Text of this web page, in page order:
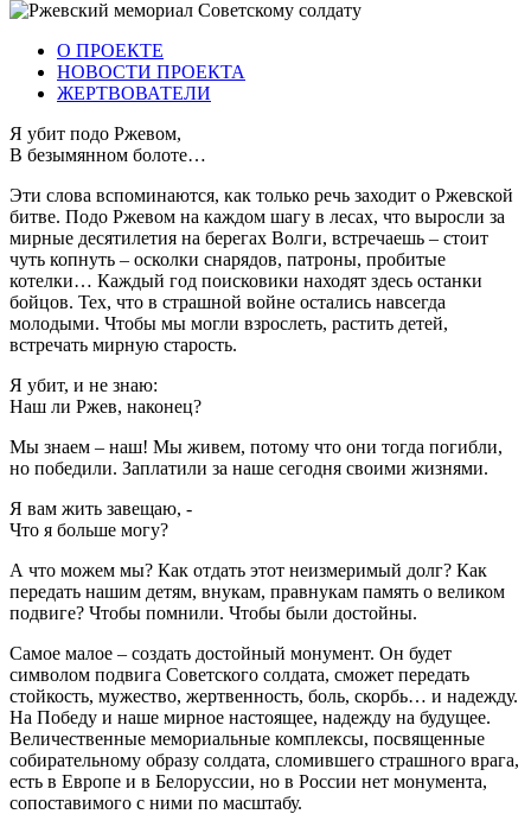
О ПРОЕКТЕ
НОВОСТИ ПРОЕКТА
ЖЕРТВОВАТЕЛИ
Я убит подо Ржевом,
В безымянном болоте…
Эти слова вспоминаются, как только речь заходит о Ржевской
битве. Подо Ржевом на каждом шагу в лесах, что выросли за
мирные десятилетия на берегах Волги, встречаешь – стоит
чуть копнуть – осколки снарядов, патроны, пробитые
котелки… Каждый год поисковики находят здесь останки
бойцов. Тех, что в страшной войне остались навсегда
молодыми. Чтобы мы могли взрослеть, растить детей,
встречать мирную старость.
Я убит, и не знаю:
Наш ли Ржев, наконец?
Мы знаем – наш! Мы живем, потому что они тогда погибли,
но победили. Заплатили за наше сегодня своими жизнями.
Я вам жить завещаю, -
Что я больше могу?
А что можем мы? Как отдать этот неизмеримый долг? Как
передать нашим детям, внукам, правнукам память о великом
подвиге? Чтобы помнили. Чтобы были достойны.
Самое малое – создать достойный монумент. Он будет
символом подвига Советского солдата, сможет передать
стойкость, мужество, жертвенность, боль, скорбь… и надежду.
На Победу и наше мирное настоящее, надежду на будущее.
Величественные мемориальные комплексы, посвященные
собирательному образу солдата, сломившего страшного врага,
есть в Европе и в Белоруссии, но в России нет монумента,
сопоставимого с ними по масштабу.